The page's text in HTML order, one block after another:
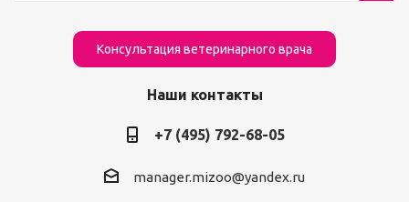
Консультация ветеринарного врача
Наши контакты
+7 (495) 792-68-05
manager.mizoo@yandex.ru